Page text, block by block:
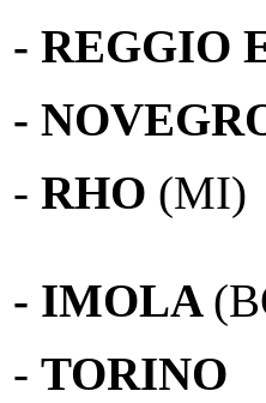
- REGGIO
-
- RHO (MI)
- IMOLA
- TORINO